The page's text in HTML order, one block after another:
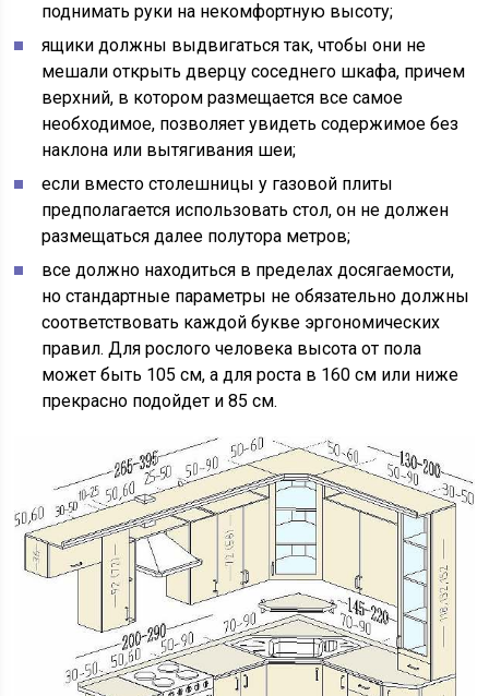
поднимать руки на некомфортную высоту;
ящики должны выдвигаться так, чтобы они не
мешали открыть дверцу соседнего шкафа, причем
верхний, в котором размещается все самое
необходимое, позволяет увидеть содержимое без
наклона или вытягивания шеи;
если вместо столешницы у газовой плиты
предполагается использовать стол, он не должен
размещаться далее полутора метров;
все должно находиться в пределах досягаемости,
но стандартные параметры не обязательно должны
соответствовать каждой букве эргономических
правил. Для рослого человека высота от пола
может быть 105 см, а для роста в 160 см или ниже
прекрасно подойдет и 85 см.